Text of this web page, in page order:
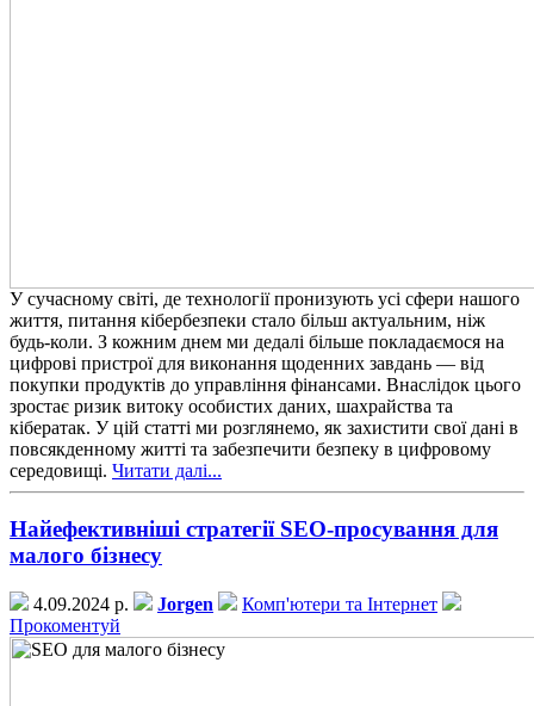
У сучасному світі, де технології пронизують усі сфери нашого
життя, питання кібербезпеки стало більш актуальним, ніж
будь-коли. З кожним днем ми дедалі більше покладаємося на
цифрові пристрої для виконання щоденних завдань — від
покупки продуктів до управління фінансами. Внаслідок цього
зростає ризик витоку особистих даних, шахрайства та
кібератак. У цій статті ми розглянемо, як захистити свої дані в
повсякденному житті та забезпечити безпеку в цифровому
середовищі. Читати далі...
Найефективніші стратегії SEO-просування для
малого бізнесу
4.09.2024 р. Jorgen
Комп'ютери та Інтернет
Прокоментуй